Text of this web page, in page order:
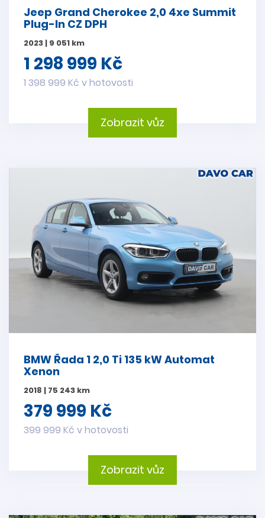
Jeep Grand Cherokee 2,0 4xe Summit
Plug-In CZ DPH
2023 | 9 051 km
1 298 999 Kč
1 398 999 Kč v hotovosti
Zobrazit vůz
BMW Řada 1 2,0 Ti 135 kW Automat
Xenon
2018 | 75 243 km
379 999 Kč
399 999 Kč v hotovosti
Zobrazit vůz